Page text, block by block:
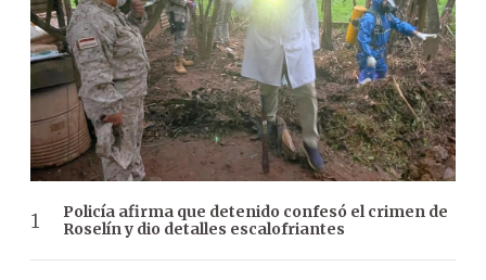
Policía afirma que detenido confesó el crimen de
Roselín y dio detalles escalofriantes